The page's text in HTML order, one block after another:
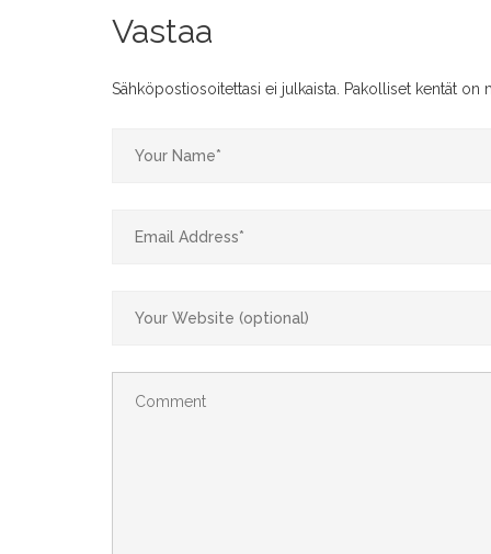
Vastaa
Sähköpostiosoitettasi ei julkaista. Pakolliset kentät on